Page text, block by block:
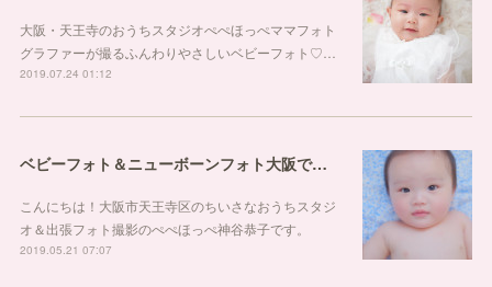
大阪・天王寺のおうちスタジオぺぺほっぺママフォト
グラファーが撮るふんわりやさしいベビーフォト♡…
2019.07.24 01:12
ベビーフォト＆ニューボーンフォト大阪で撮影しています！
こんにちは！大阪市天王寺区のちいさなおうちスタジ
オ＆出張フォト撮影のぺぺほっぺ神谷恭子です。
2019.05.21 07:07